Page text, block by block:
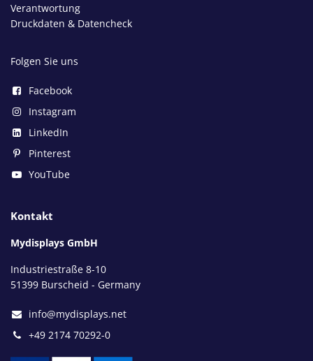
Verantwortung
Druckdaten & Datencheck
Folgen Sie uns
Facebook
Instagram
LinkedIn
Pinterest
YouTube
Kontakt
Mydisplays GmbH
Industriestraße 8-10
51399 Burscheid - Germany
info@mydisplays.net
+49 2174 70292-0